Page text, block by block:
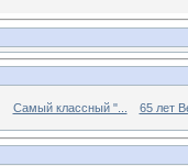
Самый классный "... 65 лет